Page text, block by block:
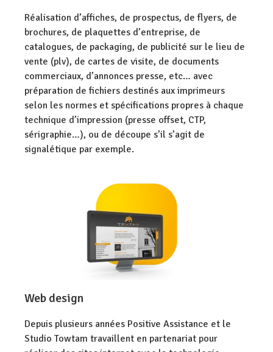
Réalisation d’affiches, de prospectus, de flyers, de
brochures, de plaquettes d’entreprise, de
catalogues, de packaging, de publicité sur le lieu de
vente (plv), de cartes de visite, de documents
commerciaux, d’annonces presse, etc… avec
préparation de fichiers destinés aux imprimeurs
selon les normes et spécifications propres à chaque
technique d’impression (presse offset, CTP,
sérigraphie…), ou de découpe s’il s’agit de
signalétique par exemple.
Web design
Depuis plusieurs années Positive Assistance et le
Studio Towtam travaillent en partenariat pour